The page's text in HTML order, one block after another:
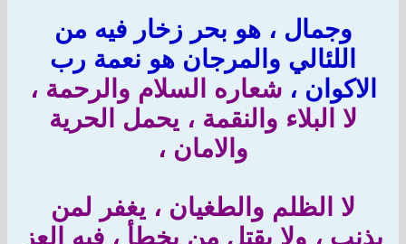
وجمال ، هو بحر زخار فيه من
اللئالي والمرجان هو نعمة رب
الاكوان ،شعاره السلام والرحمة ،
لا البلاء والنقمة ، يحمل الحرية
والامان ،
لا الظلم والطغيان ، يغفر لمن
يذنب ، ولا يقتل من يخطأ ، فيه العز